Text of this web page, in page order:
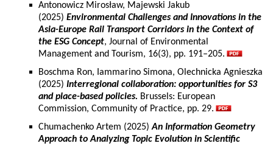
Antonowicz Mirosław, Majewski Jakub
(2025) Environmental Challenges and Innovations in the
Asia-Europe Rail Transport Corridors in the Context of
the ESG Concept, Journal of Environmental
Management and Tourism, 16(3), pp. 191–205.
Boschma Ron, Iammarino Simona, Olechnicka Agnieszka
(2025) Interregional collaboration: opportunities for S3
and place-based policies. Brussels: European
Commission, Community of Practice, pp. 29.
Chumachenko Artem (2025)An Information Geometry
Approach to Analyzing Topic Evolution in Scientific